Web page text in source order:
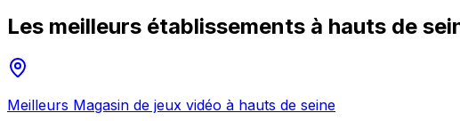
Les meilleurs établissements à hauts de
Meilleurs Magasin de jeux vidéo à hauts de seine